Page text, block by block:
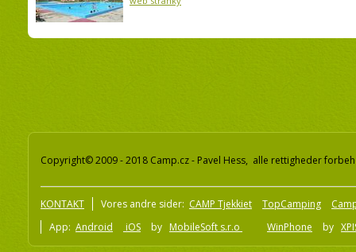
Copyright© 2009 - 2018 Camp.cz - Pavel Hess, alle rettigheder
KONTAKT Vores andre sider: CAMP Tjekkiet TopCamping
App: Android iOS by MobileSoft s.r.o WinPhone by